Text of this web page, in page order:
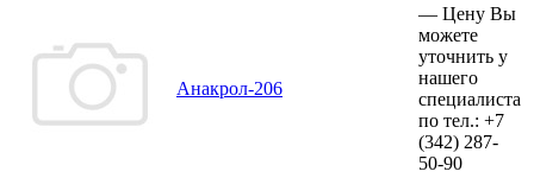
Анакрол-206
— Цену Вы
можете
уточнить у
нашего
специалиста
по тел.: +7
(342) 287-
50-90